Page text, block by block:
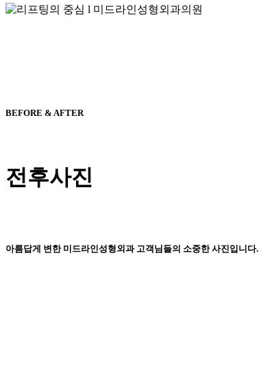
BEFORE & AFTER
전후사진
아름답게 변한 미드라인성형외과 고객님들의 소중한 사진입니다.